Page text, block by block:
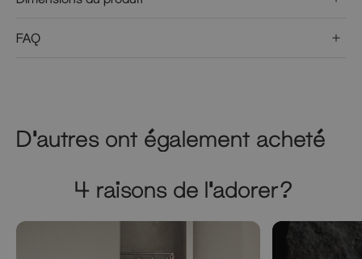
FAQ
D'autres ont également acheté
4 raisons de l'adorer?